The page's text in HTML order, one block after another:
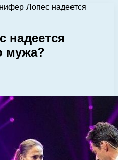
Лопес надеется
надеется
мужа?